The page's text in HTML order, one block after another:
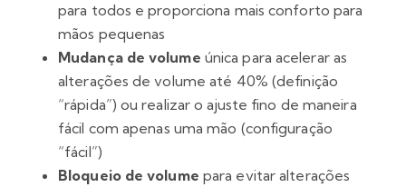
para todos e proporciona mais conforto para
mãos pequenas
Mudança de volume única para acelerar as
alterações de volume até 40% (definição
“rápida”) ou realizar o ajuste fino de maneira
fácil com apenas uma mão (configuração
“fácil”)
Bloqueio de volume para evitar alterações